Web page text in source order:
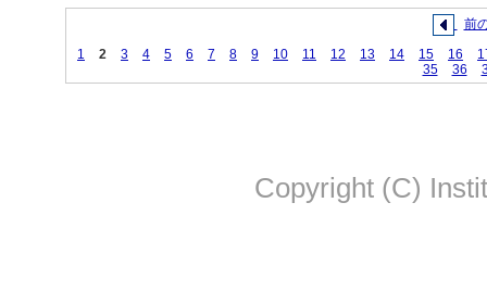
前
1
2 3 4 5 6 7 8 9 10 11 12 13 14 15 16
35
36
Copyright (C)